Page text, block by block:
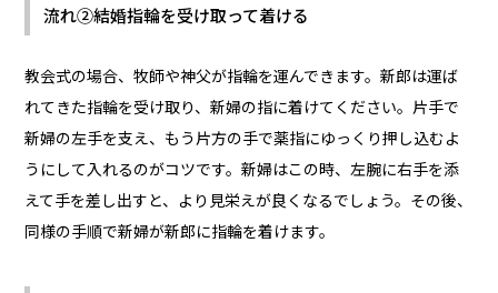
流れ②結婚指輪を受け取って着ける
教会式の場合、牧師や神父が指輪を運んできます。新郎は運ば
れてきた指輪を受け取り、新婦の指に着けてください。片手で
新婦の左手を支え、もう片方の手で薬指にゆっくり押し込むよ
うにして入れるのがコツです。新婦はこの時、左腕に右手を添
えて手を差し出すと、より見栄えが良くなるでしょう。その後、
同様の手順で新婦が新郎に指輪を着けます。